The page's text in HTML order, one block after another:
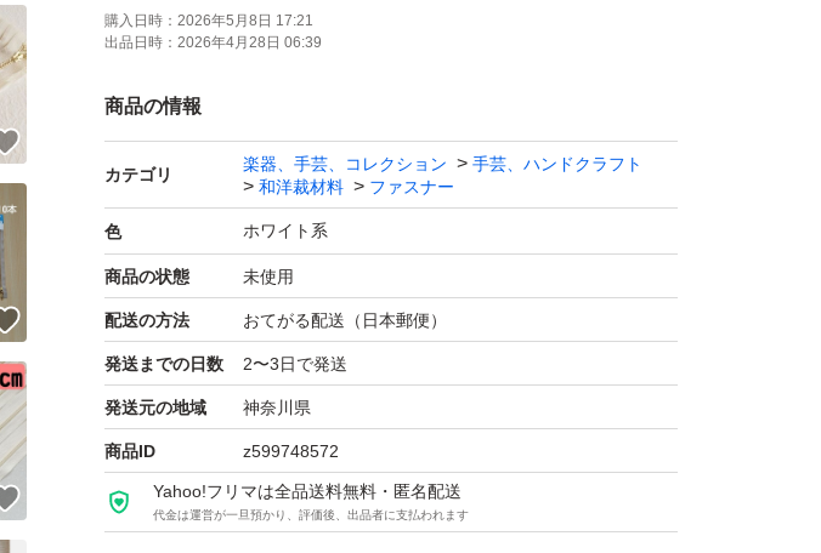
購入日時： 2026年5月8日 17:21
出品日時： 2026年4月28日 06:39
商品の情報
カテゴリ
楽器、手芸、コレクション
手芸、ハンドクラフト
和洋裁材料
ファスナー
色 ホワイト系
商品の状態 未使用
配送の方法 おてがる配送（日本郵便）
発送までの日数 2〜3日で発送
発送元の地域 神奈川県
商品ID z599748572
Yahoo!フリマは全品送料無料・匿名配送
代金は運営が一旦預かり、評価後、出品者に支払われます